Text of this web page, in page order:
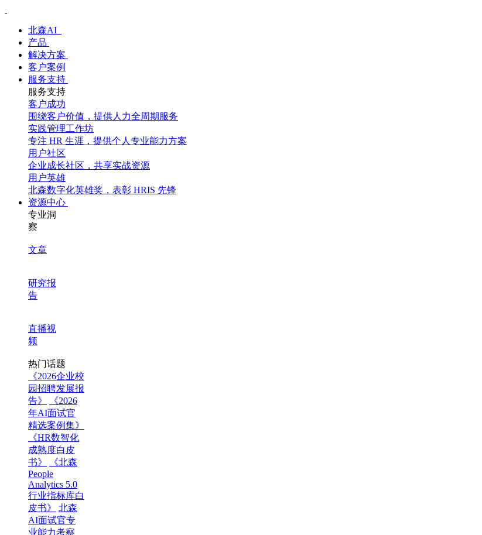
北森AI
产品
解决方案
客户案例
服务支持
服务支持
客户成功
围绕客户价值，提供人力全周期服务
实践管理工作坊
专注 HR 生涯，提供个人专业能力方案
用户社区
企业成长社区，共享实战资源
用户英雄
北森数字化英雄奖，表彰 HRIS 先锋
资源中心
专业洞
察
文章
研究报
告
直播视
频
热门话题
《2026企业校
园招聘发展报
告》
《2026
年AI面试官
精选案例集》
《HR数智化
成熟度白皮
书》
《北森
People
Analytics 5.0
行业指标库白
皮书》
北森
AI面试官专
业能力考察